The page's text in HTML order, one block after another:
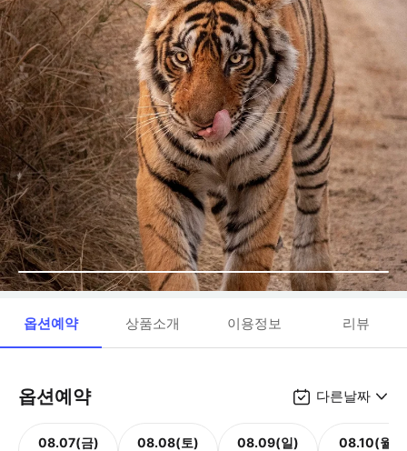
옵션예약 상품소개 이용정보 리뷰
옵션예약 다른날짜
08.07(금) 08.08(토) 08.09(일) 08.10(월)